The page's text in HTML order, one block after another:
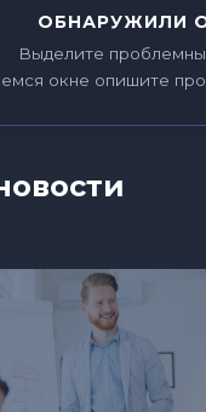
ОБНАРУЖИЛИ
Выделите
окне опишите